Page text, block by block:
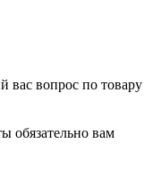
вас вопрос по товару
обязательно вам